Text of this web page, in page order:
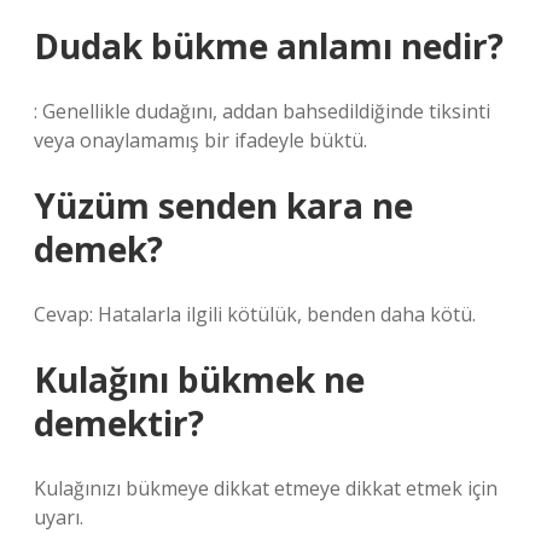
Dudak bükme anlamı nedir?
: Genellikle dudağını, addan bahsedildiğinde tiksinti
veya onaylamamış bir ifadeyle büktü.
Yüzüm senden kara ne
demek?
Cevap: Hatalarla ilgili kötülük, benden daha kötü.
Kulağını bükmek ne
demektir?
Kulağınızı bükmeye dikkat etmeye dikkat etmek için
uyarı.